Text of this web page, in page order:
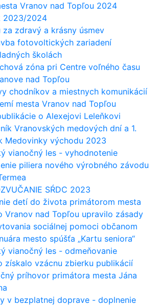
Vranov nad Topľou 2024
2023/2024
za zdravý a krásny úsmev
fotovoltických zariadení
školách
zóna pri Centre voľného času
nad Topľou
chodníkov a miestnych komunikácií
mesta Vranov nad Topľou
o Alexejovi Leleňkovi
Vranovských medových dní a 1.
Medovinky východu 2023
vianočný les - vyhodnotenie
piliera nového výrobného závodu
SŔDC 2023
detí do života primátorom mesta
Vranov nad Topľou upravilo zásady
sociálnej pomoci občanom
mesto spúšťa „Kartu seniora“
vianočný les - odmeňovanie
získalo vzácnu zbierku publikácií
príhovor primátora mesta Jána
v bezplatnej doprave - doplnenie